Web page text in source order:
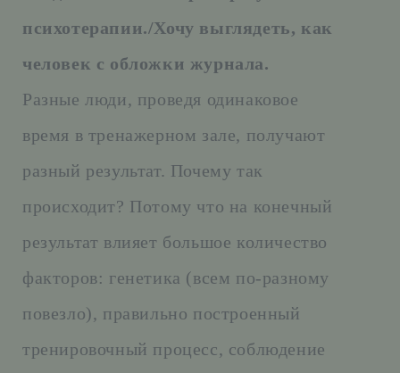
психотерапии./Хочу выглядеть, как
человек с обложки журнала.
Разные люди, проведя одинаковое
время в тренажерном зале, получают
разный результат. Почему так
происходит? Потому что на конечный
результат влияет большое количество
факторов: генетика (всем по-разному
повезло), правильно построенный
тренировочный процесс, соблюдение